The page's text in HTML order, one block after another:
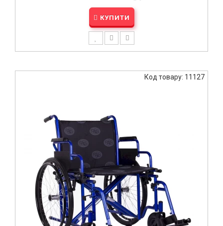
КУПИТИ
Код товару: 11127